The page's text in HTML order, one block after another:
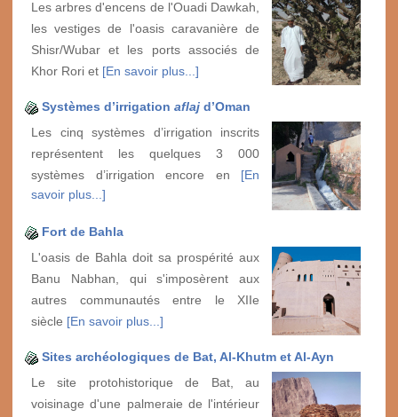
Les arbres d'encens de l'Ouadi Dawkah,
les vestiges de l'oasis caravanière de
Shisr/Wubar et les ports associés de
Khor Rori et [En savoir plus...]
Systèmes d’irrigation aflaj d’Oman
Les cinq systèmes d’irrigation inscrits
représentent les quelques 3 000
systèmes d’irrigation encore en [En
savoir plus...]
Fort de Bahla
L'oasis de Bahla doit sa prospérité aux
Banu Nabhan, qui s'imposèrent aux
autres communautés entre le XIIe
siècle [En savoir plus...]
Sites archéologiques de Bat, Al-Khutm et Al-Ayn
Le site protohistorique de Bat, au
voisinage d'une palmeraie de l'intérieur